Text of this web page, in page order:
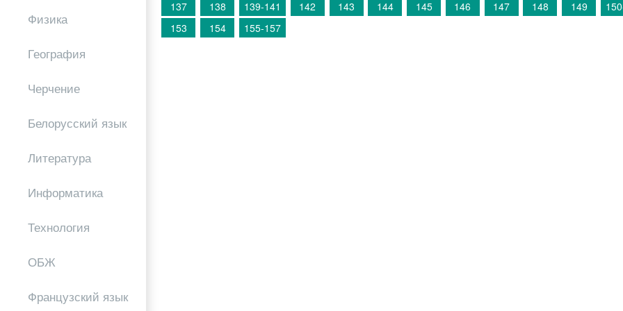
Физика
География
Черчение
Белорусский язык
Литература
Информатика
Технология
ОБЖ
Французский язык
137
138 139-141 142 143 144 145 146 147 148 149
153
154 155-157